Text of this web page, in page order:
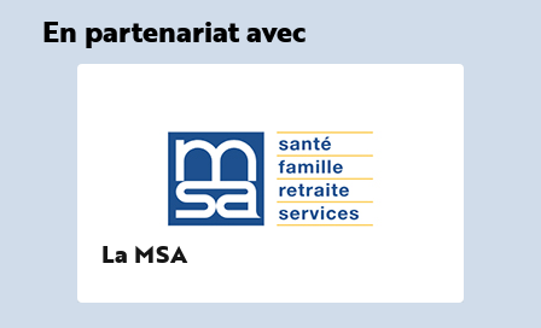
En partenariat avec
La MSA